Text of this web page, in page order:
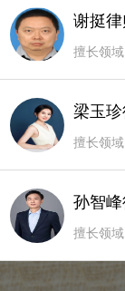
谢挺
擅长领
梁玉
擅长领
库入库
孙智
擅长领